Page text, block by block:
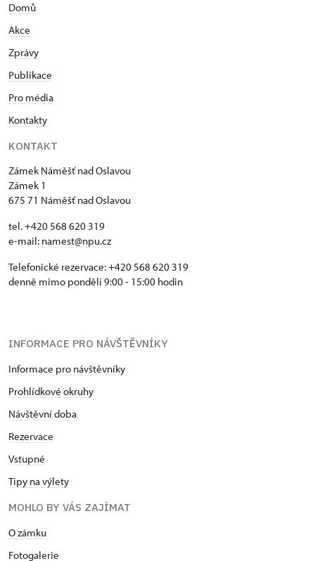
Domů
Akce
Zprávy
Publikace
Pro média
Kontakty
KONTAKT
Zámek Náměšť nad Oslavou
Zámek 1
675 71 Náměšť nad Oslavou
tel. +420 568 620 319
e-mail: namest@npu.cz
Telefonické rezervace: +420 568 620 319
denně mimo pondělí 9:00 - 15:00 hodin
INFORMACE PRO NÁVŠTĚVNÍKY
Informace pro návštěvníky
Prohlídkové okruhy
Návštěvní doba
Rezervace
Vstupné
Tipy na výlety
MOHLO BY VÁS ZAJÍMAT
O zámku
Fotogalerie